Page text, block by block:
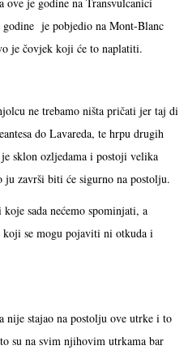
je pobjedio na Mont-Blanc
je čovjek koji će to naplatiti.
ne trebamo ništa pričati jer taj di
do Lavareda, te hrpu drugih
sklon ozljedama i postoji velika
ju završi biti će sigurno na postolju.
sada nećemo spominjati, a
koji se mogu pojaviti ni otkuda i
stajao na postolju ove utrke i to
su na svim njihovim utrkama bar